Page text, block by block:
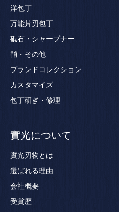
洋包丁
万能片刃包丁
砥石・シャープナー
鞘・その他
ブランドコレクション
カスタマイズ
包丁研ぎ・修理
實光について
實光刃物とは
選ばれる理由
会社概要
受賞歴